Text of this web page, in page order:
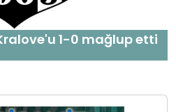
1-0 mağlup etti